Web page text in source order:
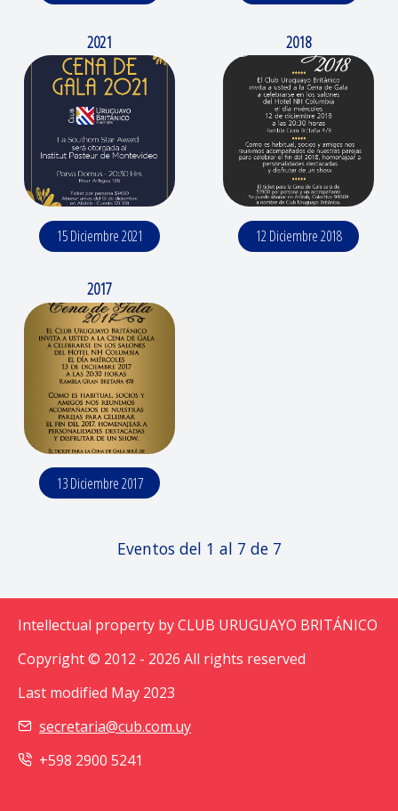
2021
15 Diciembre 2021
2018
12 Diciembre 2018
2017
13 Diciembre 2017
Eventos del 1 al 7 de 7
Intellectual property by CLUB URUGUAYO BRITÁNICO
Copyright © 2012 - 2026 All rights reserved
Last modified May 2023
secretaria@cub.com.uy
+598 2900 5241